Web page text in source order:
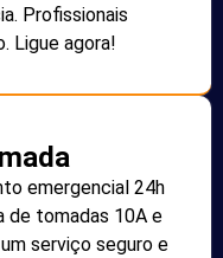
Profissionais
Ligue agora!
emergencial 24h
de tomadas 10A e
serviço seguro e